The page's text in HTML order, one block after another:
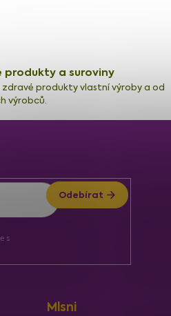
produkty a suroviny
zdravé produkty vlastní výroby a od
výrobců.
s
Odebírat
Mlsni